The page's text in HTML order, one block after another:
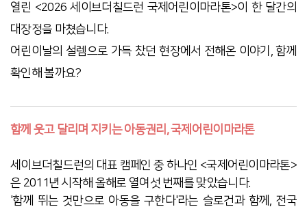
열린 <2026 세이브더칠드런 국제어린이마라톤>이 한 달간의
대장정을 마쳤습니다.
어린이날의 설렘으로 가득 찼던 현장에서 전해온 이야기, 함께
확인해 볼까요?
함께 웃고 달리며 지키는 아동권리, 국제어린이마라톤
세이브더칠드런의 대표 캠페인 중 하나인 <국제어린이마라톤>
은 2011년 시작해 올해로 열여섯 번째를 맞았습니다.
'함께 뛰는 것만으로 아동을 구한다'라는 슬로건과 함께, 전국